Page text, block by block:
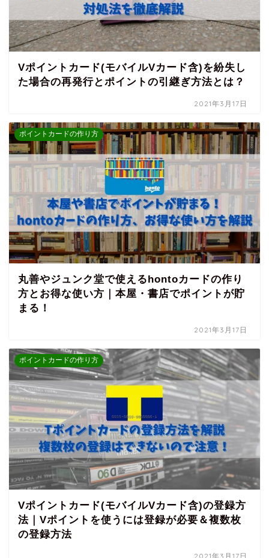
Vポイントカード(モバイルVカード含)を紛失し
た場合の再発行とポイントの引継ぎ方法とは？
2021年3月17日
ポイントカードの作り方
丸善やジュンク堂で使えるhontoカードの作り
方とお得な使い方｜本屋・書店でポイントが貯
まる！
2021年3月17日
ポイントカードの作り方
Vポイントカード(モバイルVカード含)の登録方
法｜Vポイントを使うには登録が必要＆複数枚
の登録方法
2021年3月17日